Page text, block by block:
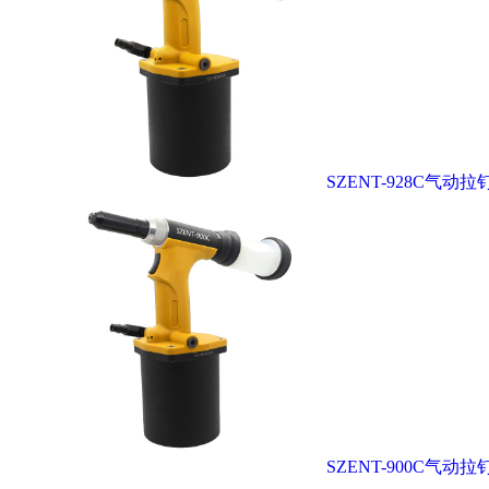
SZENT-928C气动拉
SZENT-900C气动拉